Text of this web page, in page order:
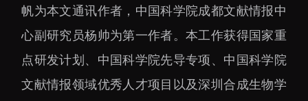
帆为本文通讯作者，中国科学院成都文献情报中
心副研究员杨帅为第一作者。本工作获得国家重
点研发计划、中国科学院先导专项、中国科学院
文献情报领域优秀人才项目以及深圳合成生物学